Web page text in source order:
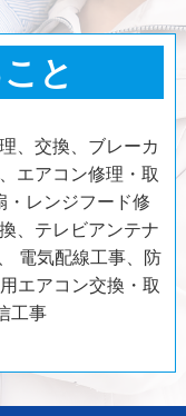
と
、交換、ブレーカ
エアコン修理・取
レンジフード修
、テレビアンテナ
電気配線工事、防
エアコン交換・取
工事